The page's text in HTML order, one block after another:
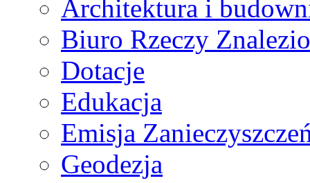
Architektura i
Biuro Rzeczy
Dotacje
Edukacja
Emisja
Geodezja